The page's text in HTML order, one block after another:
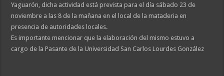
Yaguarón, dicha actividad está prevista para el día sábado 23 de
noviembre a las 8 de la mañana en el local de la mataderia en
presencia de autoridades locales.
Es importante mencionar que la elaboración del mismo estuvo a
cargo de la Pasante de la Universidad San Carlos Lourdes González